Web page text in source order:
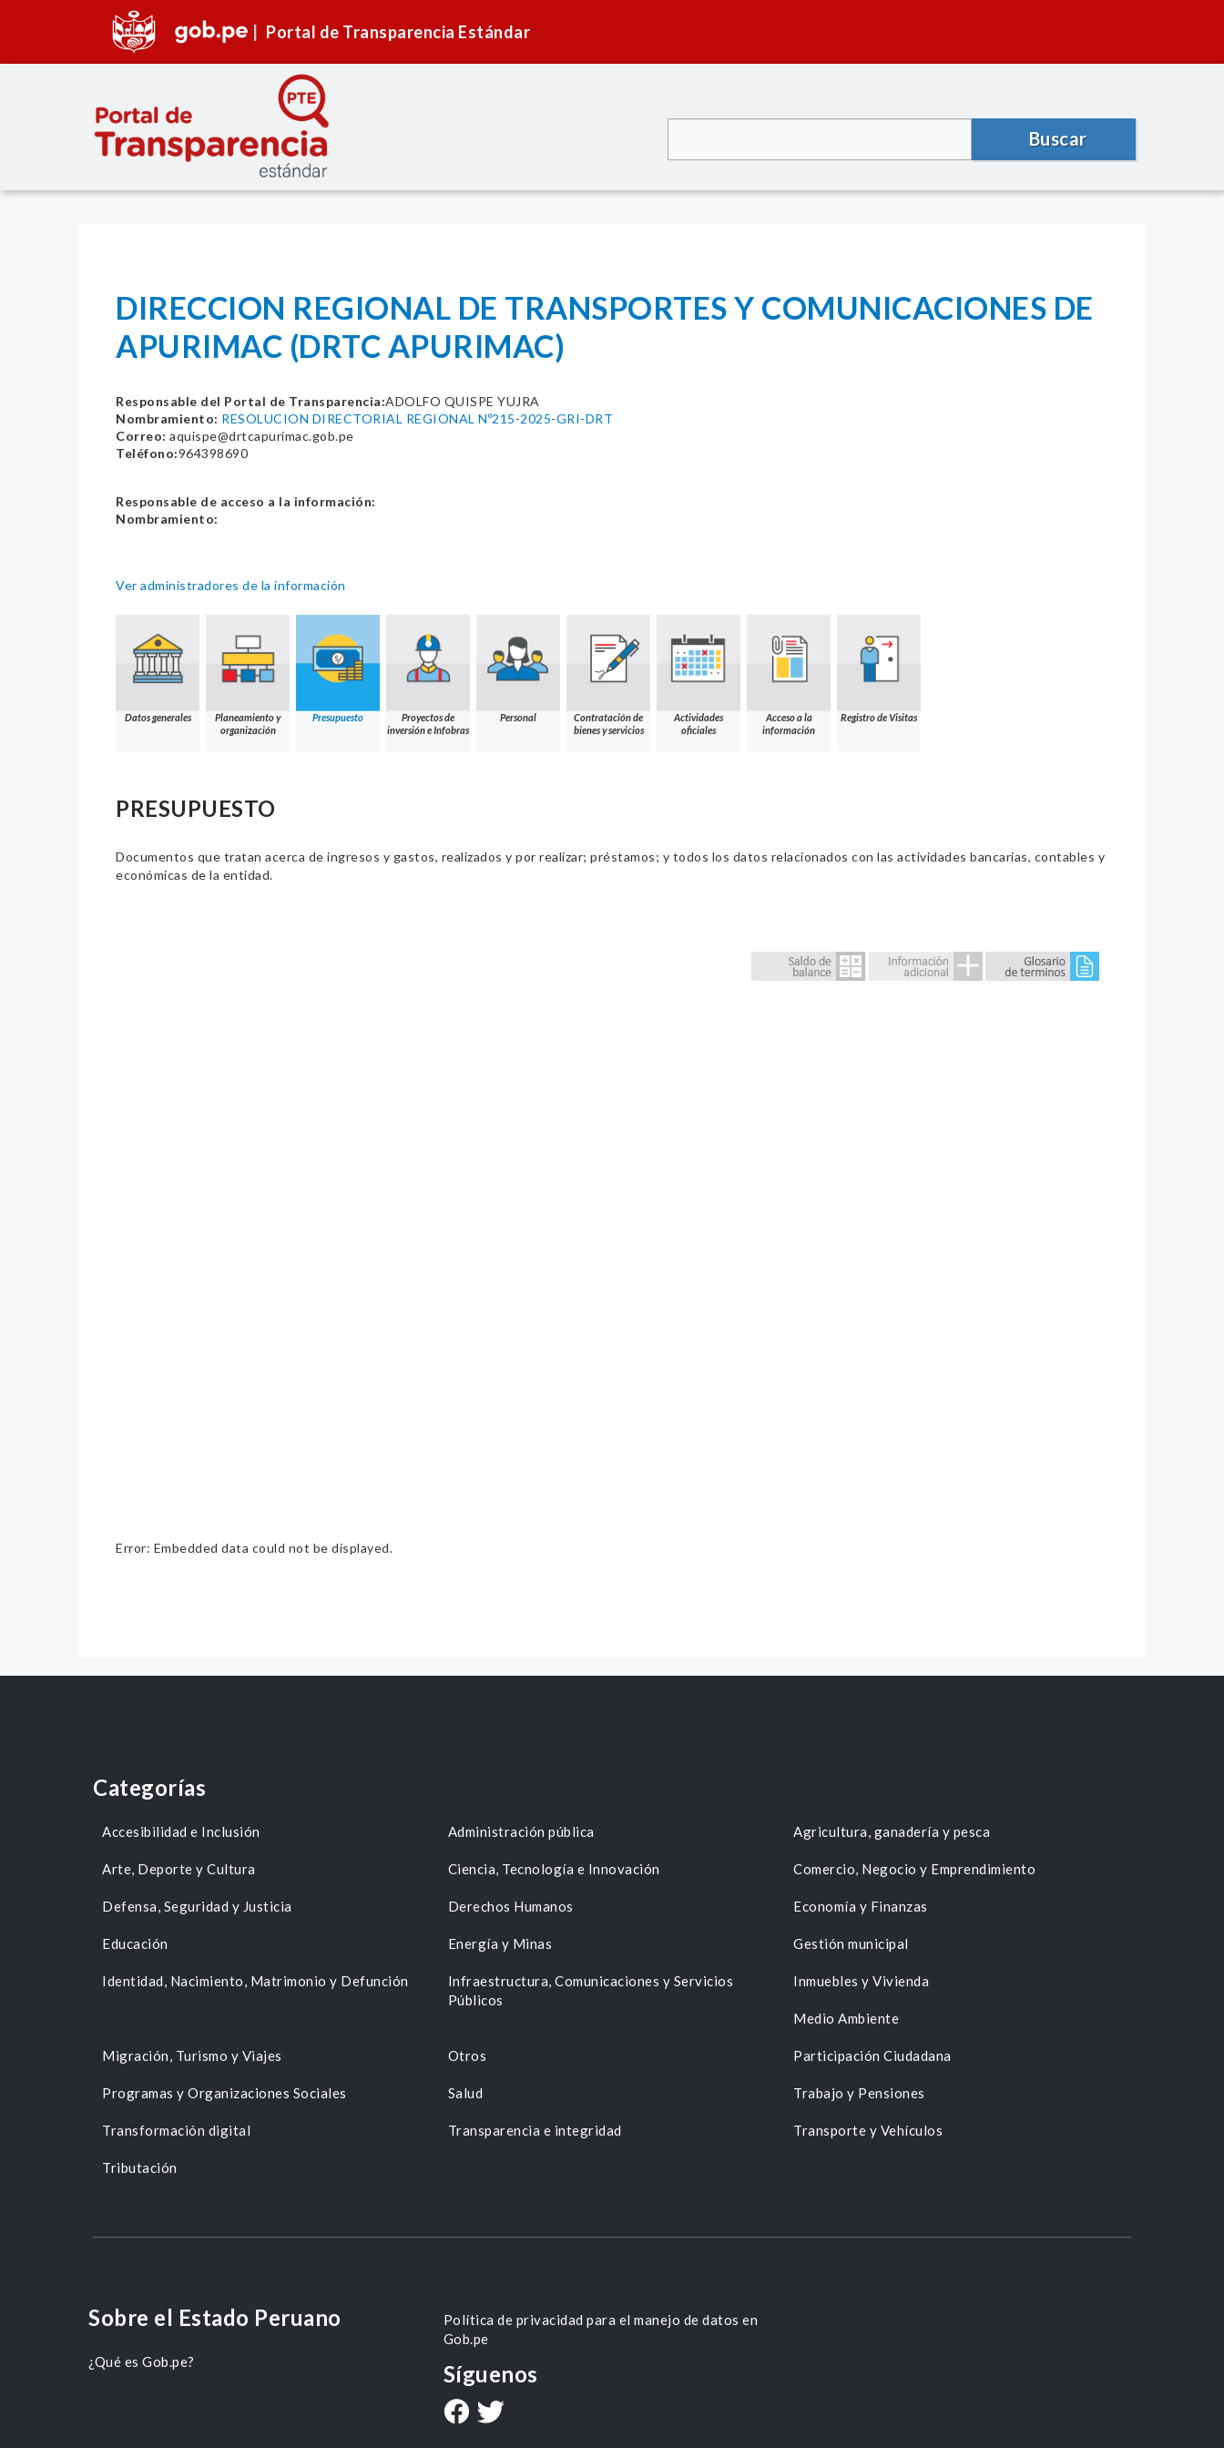
Portal de Transparencia Estándar
Buscar
DIRECCION REGIONAL DE TRANSPORTES Y COMUNICACIONES DE
APURIMAC (DRTC APURIMAC)
Responsable del Portal de Transparencia:ADOLFO QUISPE YUJRA
Nombramiento: RESOLUCION DIRECTORIAL REGIONAL Nº215-2025-GRI-DRT
Correo: aquispe@drtcapurimac.gob.pe
Teléfono:964398690
Responsable de acceso a la información:
Nombramiento:
Ver administradores de la información
Datos generales
Planeamiento y
organización
Presupuesto
Proyectos de
inversión e Infobras
Personal
Contratación de
bienes y servicios
Actividades
oficiales
Acceso a la
información
Registro de Visitas
PRESUPUESTO
Documentos que tratan acerca de ingresos y gastos, realizados y por realizar; préstamos; y todos los datos relacionados con las actividades bancarias, contables y
económicas de la entidad.
Error: Embedded data could not be displayed.
Categorías
Accesibilidad e Inclusión Administración pública Agricultura, ganadería y pesca
Arte, Deporte y Cultura Ciencia, Tecnología e Innovación Comercio, Negocio y Emprendimiento
Defensa, Seguridad y Justicia Derechos Humanos Economía y Finanzas
Educación Energía y Minas Gestión municipal
Identidad, Nacimiento, Matrimonio y Defunción
Infraestructura, Comunicaciones y Servicios
Públicos
Inmuebles y Vivienda
Medio Ambiente
Migración, Turismo y Viajes Otros Participación Ciudadana
Programas y Organizaciones Sociales Salud Trabajo y Pensiones
Transformación digital Transparencia e integridad Transporte y Vehículos
Tributación
Sobre el Estado Peruano
¿Qué es Gob.pe?
Política de privacidad para el manejo de datos en
Gob.pe
Síguenos